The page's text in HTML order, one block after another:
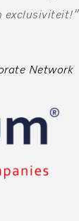
exclusiviteit!”
Network